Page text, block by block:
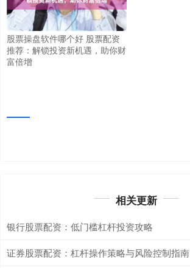
股票操盘软件哪个好 股票配资
推荐：解锁投资新机遇，助你财
富倍增
相关更新
银行股票配资：低门槛杠杆投资攻略
证券股票配资：杠杆操作策略与风险控制指南